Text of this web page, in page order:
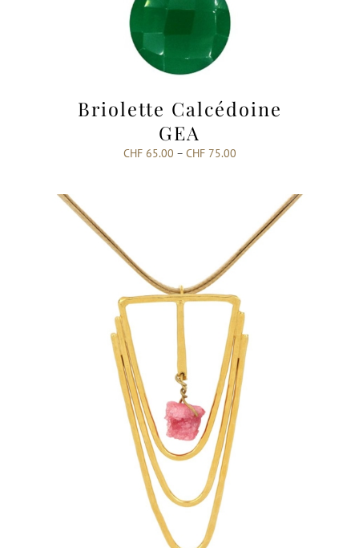
Briolette Calcédoine
GEA
CHF65.00 – CHF75.00